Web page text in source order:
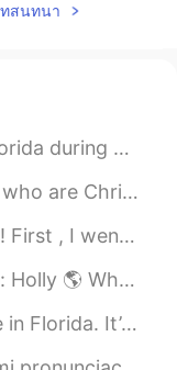
Grace. Don't
Carmen.
your loved
Carla. Valdrá
ทสนทนา
those holidays on the ...
it. Hopefully it’s s...
a cool little "swinging" bri...
Height : 164cm 👀Eye color ...
but now we have a cold fro...